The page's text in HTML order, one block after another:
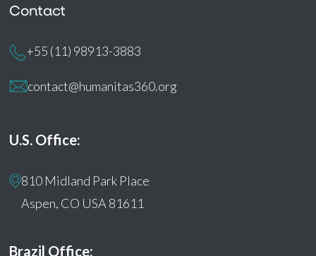
Contact
+55 (11) 98913-3883
contact@humanitas360.org
U.S. Office:
810 Midland Park Place
Aspen, CO USA 81611
Brazil Office: